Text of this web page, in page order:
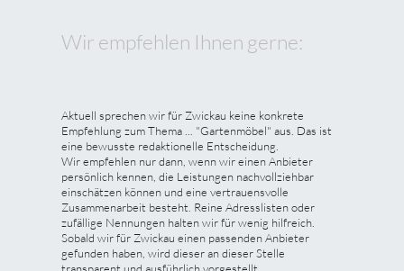
Wir empfehlen Ihnen gerne:
Aktuell sprechen wir für Zwickau keine konkrete
Empfehlung zum Thema ... "Gartenmöbel" aus. Das ist
eine bewusste redaktionelle Entscheidung.
Wir empfehlen nur dann, wenn wir einen Anbieter
persönlich kennen, die Leistungen nachvollziehbar
einschätzen können und eine vertrauensvolle
Zusammenarbeit besteht. Reine Adresslisten oder
zufällige Nennungen halten wir für wenig hilfreich.
Sobald wir für Zwickau einen passenden Anbieter
gefunden haben, wird dieser an dieser Stelle